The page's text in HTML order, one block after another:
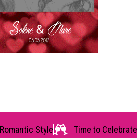
Romantic Style Time to Celebrate